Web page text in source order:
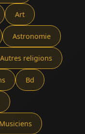
Art
Astronomie
Autres religions
Bd